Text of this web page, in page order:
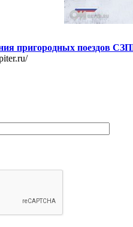
пригородных поездов